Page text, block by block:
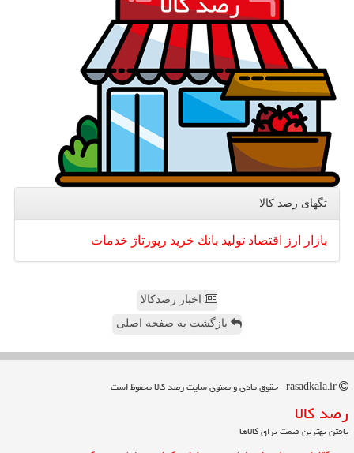
تگهای رصد كالا
بازار ارز اقتصاد تولید بانك خرید رپورتاژ خدمات
اخبار رصدکالا
بازگشت به صفحه اصلی
رصد كالا
یافتن بهترین قیمت برای کالاها